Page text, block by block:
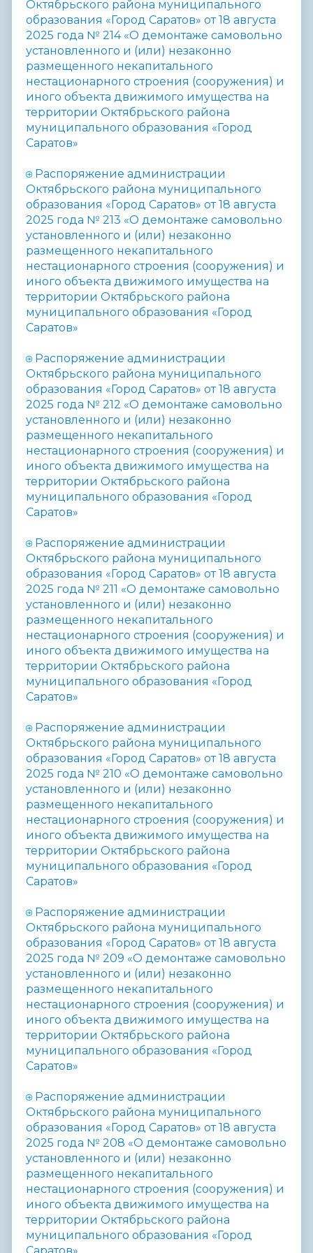
Октябрьского района муниципального
образования «Город Саратов» от 18 августа
2025 года № 214 «О демонтаже самовольно
установленного и (или) незаконно
размещенного некапитального
нестационарного строения (сооружения) и
иного объекта движимого имущества на
территории Октябрьского района
муниципального образования «Город
Саратов»
Распоряжение администрации
Октябрьского района муниципального
образования «Город Саратов» от 18 августа
2025 года № 213 «О демонтаже самовольно
установленного и (или) незаконно
размещенного некапитального
нестационарного строения (сооружения) и
иного объекта движимого имущества на
территории Октябрьского района
муниципального образования «Город
Саратов»
Распоряжение администрации
Октябрьского района муниципального
образования «Город Саратов» от 18 августа
2025 года № 212 «О демонтаже самовольно
установленного и (или) незаконно
размещенного некапитального
нестационарного строения (сооружения) и
иного объекта движимого имущества на
территории Октябрьского района
муниципального образования «Город
Саратов»
Распоряжение администрации
Октябрьского района муниципального
образования «Город Саратов» от 18 августа
2025 года № 211 «О демонтаже самовольно
установленного и (или) незаконно
размещенного некапитального
нестационарного строения (сооружения) и
иного объекта движимого имущества на
территории Октябрьского района
муниципального образования «Город
Саратов»
Распоряжение администрации
Октябрьского района муниципального
образования «Город Саратов» от 18 августа
2025 года № 210 «О демонтаже самовольно
установленного и (или) незаконно
размещенного некапитального
нестационарного строения (сооружения) и
иного объекта движимого имущества на
территории Октябрьского района
муниципального образования «Город
Саратов»
Распоряжение администрации
Октябрьского района муниципального
образования «Город Саратов» от 18 августа
2025 года № 209 «О демонтаже самовольно
установленного и (или) незаконно
размещенного некапитального
нестационарного строения (сооружения) и
иного объекта движимого имущества на
территории Октябрьского района
муниципального образования «Город
Саратов»
Распоряжение администрации
Октябрьского района муниципального
образования «Город Саратов» от 18 августа
2025 года № 208 «О демонтаже самовольно
установленного и (или) незаконно
размещенного некапитального
нестационарного строения (сооружения) и
иного объекта движимого имущества на
территории Октябрьского района
муниципального образования «Город